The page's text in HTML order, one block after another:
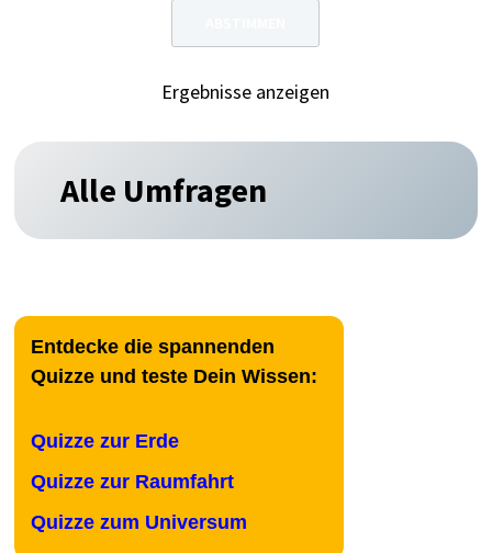
Ergebnisse anzeigen
Alle Umfragen
Entdecke die spannenden
Quizze und teste Dein Wissen:
Quizze zur Erde
Quizze zur Raumfahrt
Quizze zum Universum